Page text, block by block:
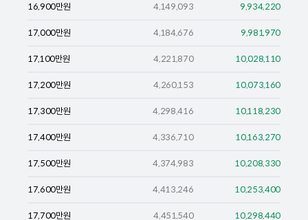
16,900만원 4,149,093 9,934,220
17,000만원 4,184,676 9,981,970
17,100만원 4,221,870 10,028,110
17,200만원 4,260,153 10,073,160
17,300만원 4,298,416 10,118,230
17,400만원 4,336,710 10,163,270
17,500만원 4,374,983 10,208,330
17,600만원 4,413,246 10,253,400
17,700만원 4,451,540 10,298,440